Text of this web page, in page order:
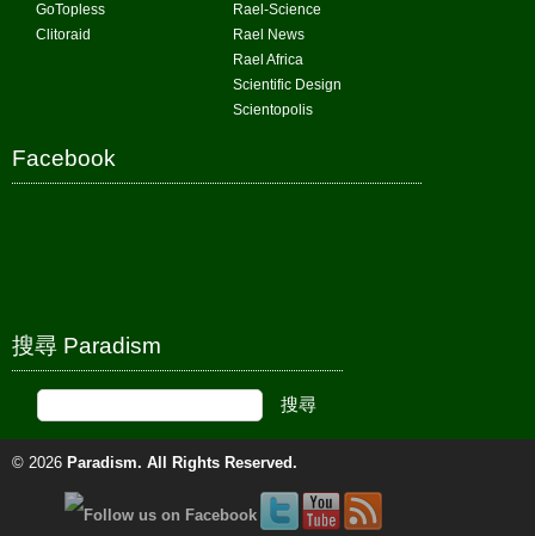
GoTopless
Clitoraid
Rael-Science
Rael News
Rael Africa
Scientific Design
Scientopolis
Facebook
搜尋 Paradism
© 2026 Paradism. All Rights Reserved.